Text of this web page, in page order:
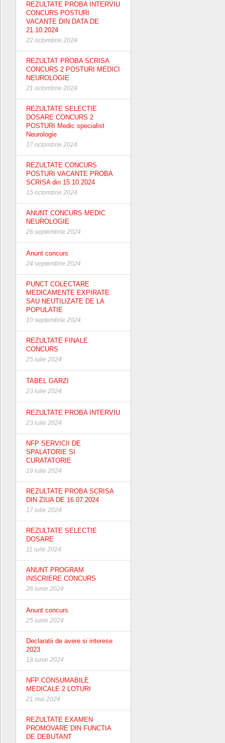
REZULTATE PROBA INTERVIU
CONCURS POSTURI
VACANTE DIN DATA DE
21.10.2024
22 octombrie 2024
REZULTAT PROBA SCRISA
CONCURS 2 POSTURI MEDICI
NEUROLOGIE
21 octombrie 2024
REZULTATE SELECTIE
DOSARE CONCURS 2
POSTURI Medic specialist
Neurologie
17 octombrie 2024
REZULTATE CONCURS
POSTURI VACANTE PROBA
SCRISA din 15.10.2024
15 octombrie 2024
ANUNT CONCURS MEDIC
NEUROLOGIE
26 septembrie 2024
Anunt concurs
24 septembrie 2024
PUNCT COLECTARE
MEDICAMENTE EXPIRATE
SAU NEUTILIZATE DE LA
POPULATIE
10 septembrie 2024
REZULTATE FINALE
CONCURS
25 iulie 2024
TABEL GARZI
23 iulie 2024
REZULTATE PROBA INTERVIU
23 iulie 2024
NFP SERVICII DE
SPALATORIE SI
CURATATORIE
19 iulie 2024
REZULTATE PROBA SCRISA
DIN ZIUA DE 16.07.2024
17 iulie 2024
REZULTATE SELECTIE
DOSARE
11 iulie 2024
ANUNT PROGRAM
INSCRIERE CONCURS
26 iunie 2024
Anunt concurs
25 iunie 2024
Declaratii de avere si interese
2023
18 iunie 2024
NFP CONSUMABILE
MEDICALE 2 LOTURI
21 mai 2024
REZULTATE EXAMEN
PROMOVARE DIN FUNCTIA
DE DEBUTANT